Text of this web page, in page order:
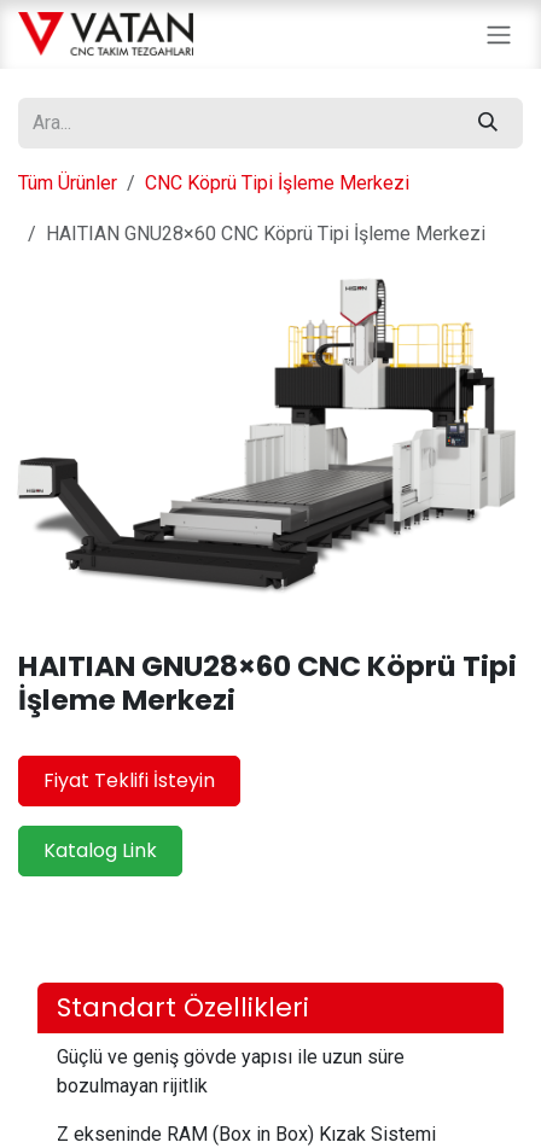
İçereği Atla
Tüm Ürünler CNC Köprü Tipi İşleme Merkezi
HAITIAN GNU28×60 CNC Köprü Tipi İşleme Merkezi
HAITIAN GNU28×60 CNC Köprü Tipi
İşleme Merkezi
Fiyat Teklifi İsteyin
Katalog Link
Standart Özellikleri
Güçlü ve geniş gövde yapısı ile uzun süre
bozulmayan rijitlik
Z ekseninde RAM (Box in Box) Kızak Sistemi